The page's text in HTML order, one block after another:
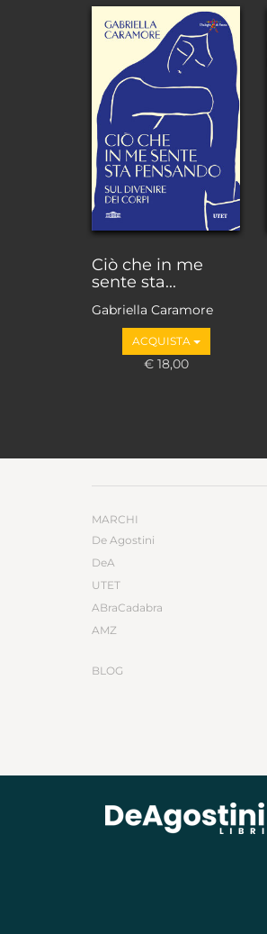
Ciò che in me
sente sta...
Gabriella Caramore
ACQUISTA
€ 18,00
MARCHI
De Agostini
DeA
UTET
ABraCadabra
AMZ
BLOG